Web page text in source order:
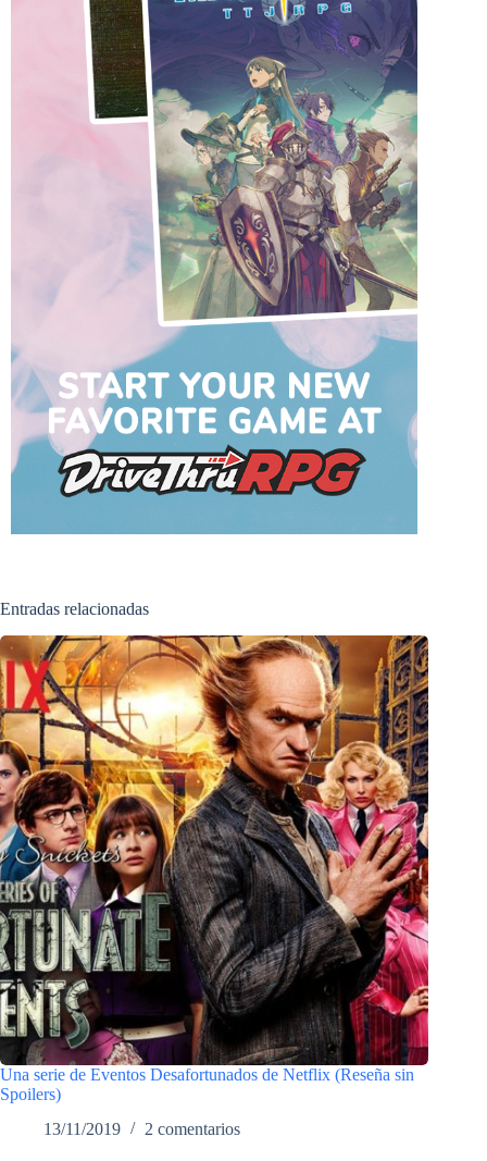
Entradas relacionadas
Una serie de Eventos Desafortunados de Netflix (Reseña sin
Spoilers)
13/11/2019
2 comentarios